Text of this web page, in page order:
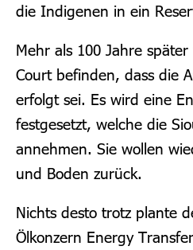
die Indigenen in ein
Mehr als 100 Jahre
Court befinden, dass die
erfolgt sei. Es wird eine
festgesetzt, welche die
annehmen. Sie wollen
und Boden zurück.
Nichts desto trotz plante
Ölkonzern Energy